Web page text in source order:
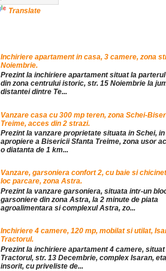
Translate
Inchiriere apartament in casa, 3 camere, zona
Noiembrie.
Prezint la inchiriere apartament situat la
din zona centrului istoric, str. 15 Noiembrie la
distantei dintre Te...
Vanzare casa cu 300 mp teren, zona Schei-
Treime, acces din 2 strazi.
Prezint la vanzare proprietate situata in Schei,
apropiere a Bisericii Sfanta Treime, zona usor
o diatanta de 1 km...
Vanzare, garsoniera confort 2, cu baie si
loc parcare, zona Astra.
Prezint la vanzare garsoniera, situata intr-un
garsoniere din zona Astra, la 2 minute de piata
agroalimentara si complexul Astra, zo...
Inchiriere 4 camere, 120 mp, mobilat si utilat,
Tractorul.
Prezint la inchiriere apartament 4 camere, situat
Tractorul, str. 13 Decembrie, complex Isaran,
insorit, cu priveliste de...